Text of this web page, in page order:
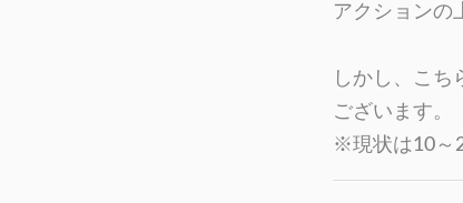
アクションの
しかし、こ
ございます。
※現状は10～